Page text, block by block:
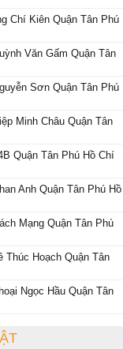
Chí Kiên Quận Tân Phú
Văn Gấm Quận Tân
Sơn Quận Tân Phú
Minh Châu Quận Tân
Quận Tân Phú Hồ Chí
Anh Quận Tân Phú Hồ
Mạng Quận Tân Phú
Thúc Hoạch Quận Tân
Ngọc Hầu Quận Tân